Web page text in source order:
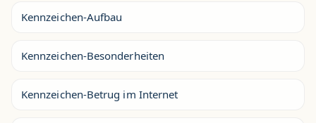
Kennzeichen-Aufbau
Kennzeichen-Besonderheiten
Kennzeichen-Betrug im Internet